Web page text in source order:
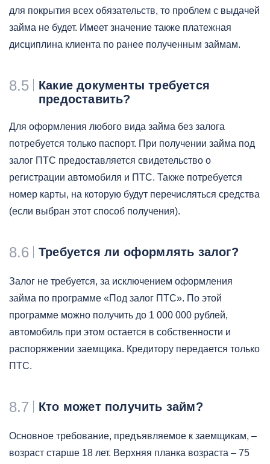
для покрытия всех обязательств, то проблем с выдачей
займа не будет. Имеет значение также платежная
дисциплина клиента по ранее полученным займам.
8.5
Какие документы требуется
предоставить?
Для оформления любого вида займа без залога
потребуется только паспорт. При получении займа под
залог ПТС предоставляется свидетельство о
регистрации автомобиля и ПТС. Также потребуется
номер карты, на которую будут перечисляться средства
(если выбран этот способ получения).
8.6 Требуется ли оформлять залог?
Залог не требуется, за исключением оформления
займа по программе «Под залог ПТС». По этой
программе можно получить до 1 000 000 рублей,
автомобиль при этом остается в собственности и
распоряжении заемщика. Кредитору передается только
ПТС.
8.7 Кто может получить займ?
Основное требование, предъявляемое к заемщикам, –
возраст старше 18 лет. Верхняя планка возраста – 75